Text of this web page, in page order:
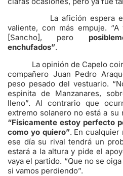
La afición espera el
valiente, con más empuje.
[Sancho], pero
enchufados”.
La opinión de Capelo
compañero Juan Pedro
peso pesado del vestuario.
espinita de Manzanares,
lleno”. Al contrario que
extremo solanero no está a
“Físicamente estoy perfecto
como yo quiero”. En cualquier
ese día su rival tendrá un
estará a la altura y pide el
vaya el partido. “Que no se
si vamos perdiendo”.